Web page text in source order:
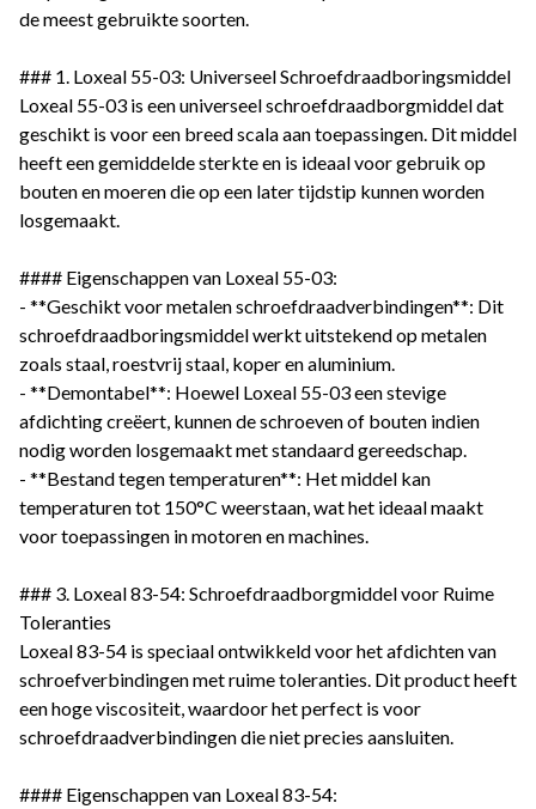
de meest gebruikte soorten.
### 1. Loxeal 55-03: Universeel Schroefdraadboringsmiddel
Loxeal 55-03 is een universeel schroefdraadborgmiddel dat
geschikt is voor een breed scala aan toepassingen. Dit middel
heeft een gemiddelde sterkte en is ideaal voor gebruik op
bouten en moeren die op een later tijdstip kunnen worden
losgemaakt.
#### Eigenschappen van Loxeal 55-03:
- **Geschikt voor metalen schroefdraadverbindingen**: Dit
schroefdraadboringsmiddel werkt uitstekend op metalen
zoals staal, roestvrij staal, koper en aluminium.
- **Demontabel**: Hoewel Loxeal 55-03 een stevige
afdichting creëert, kunnen de schroeven of bouten indien
nodig worden losgemaakt met standaard gereedschap.
- **Bestand tegen temperaturen**: Het middel kan
temperaturen tot 150°C weerstaan, wat het ideaal maakt
voor toepassingen in motoren en machines.
### 3. Loxeal 83-54: Schroefdraadborgmiddel voor Ruime
Toleranties
Loxeal 83-54 is speciaal ontwikkeld voor het afdichten van
schroefverbindingen met ruime toleranties. Dit product heeft
een hoge viscositeit, waardoor het perfect is voor
schroefdraadverbindingen die niet precies aansluiten.
#### Eigenschappen van Loxeal 83-54: